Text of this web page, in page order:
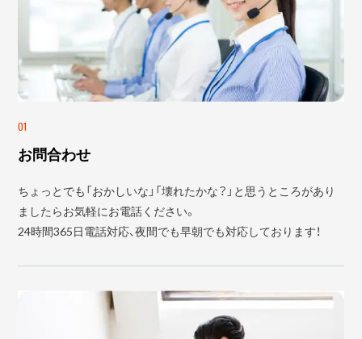
01
お問合わせ
ちょっとでも「おかしいな」「壊れたかな？」と思うところがあり
ましたらお気軽にお電話ください。
24時間365日電話対応、夜間でも早朝でも対応しております！